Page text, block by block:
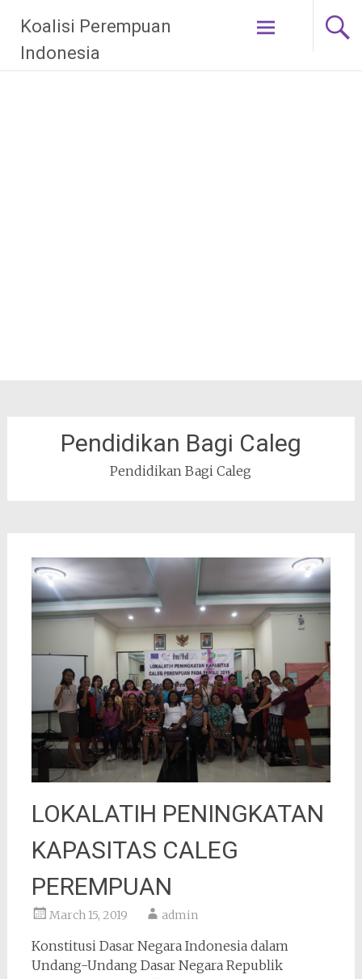
content
Koalisi Perempuan
Indonesia
Pendidikan Bagi Caleg
Pendidikan Bagi Caleg
LOKALATIH PENINGKATAN
KAPASITAS CALEG
PEREMPUAN
March 15, 2019 admin
Konstitusi Dasar Negara Indonesia dalam
Undang-Undang Dasar Negara Republik